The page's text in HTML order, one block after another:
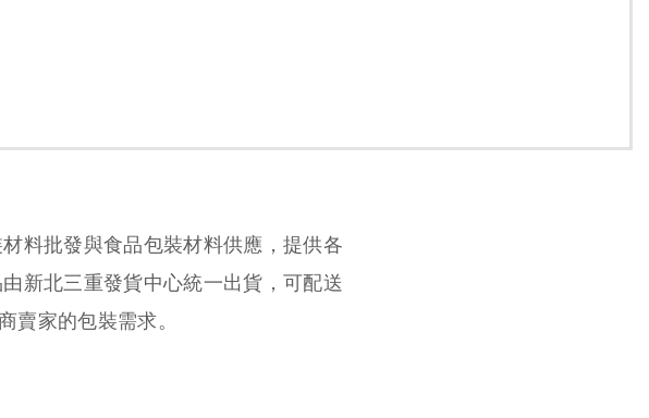
料批發與食品包裝材料供應，提供各
新北三重發貨中心統一出貨，可配送
賣家的包裝需求。